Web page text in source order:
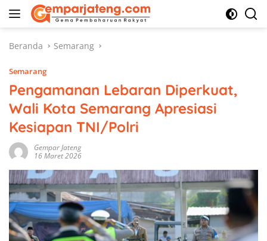
Langsung
Beranda
Semarang
Semarang
Pengamanan Lebaran Diperkuat,
Wali Kota Semarang Apresiasi
Kesiapan TNI/Polri
Gempar Jateng
16 Maret 2026